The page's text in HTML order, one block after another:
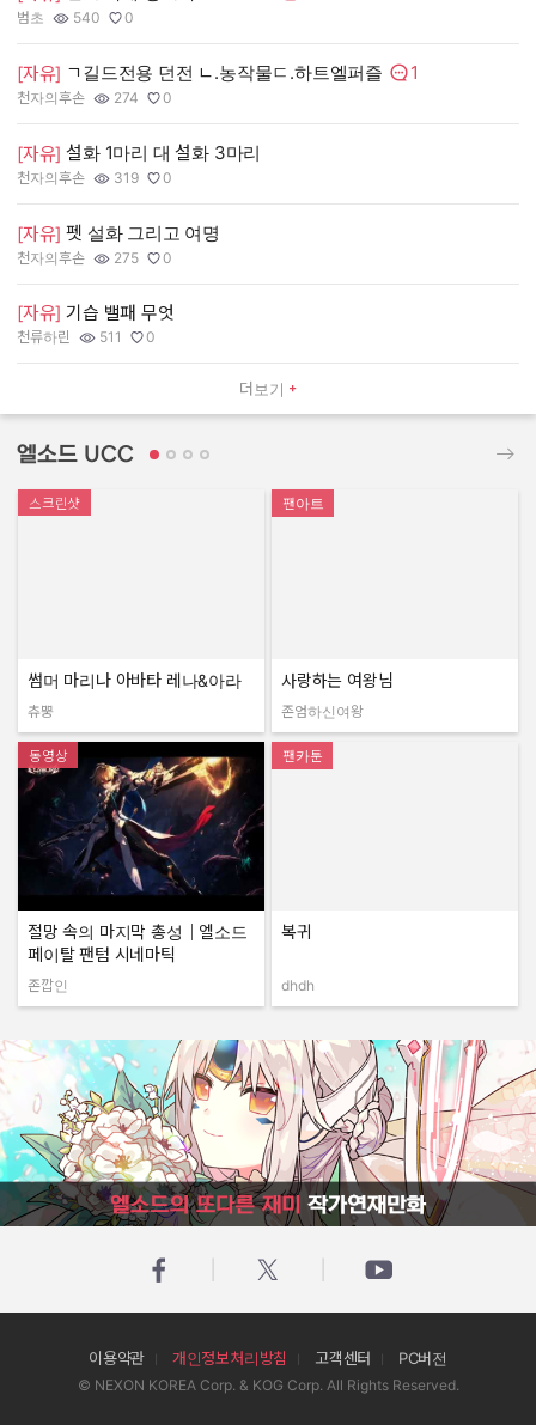
더보기
작성자:
범초
조회수:
540
추천수:
0
[자유] ㄱ길드전용 던전 ㄴ.농작물ㄷ.하트엘퍼즐 댓글수:
1
작성자:
천자의후손
조회수:
274
추천수:
0
[자유] 설화 1마리 대 설화 3마리
작성자:
천자의후손
조회수:
319
추천수:
0
[자유] 펫 설화 그리고 여명
작성자:
천자의후손
조회수:
275
추천수:
0
[자유] 기습 밸패 무엇
작성자:
천류하린
조회수:
511
추천수:
0
엘소드 UCC
스크린샷
썸머 마리나 아바타 레나&아라
작성자:
츄뿡
팬아트
사랑하는 여왕님
작성자:
존엄하신여왕
동영상
절망 속의 마지막 총성｜엘소드
페이탈 팬텀 시네마틱
작성자:
존깝인
팬카툰
복귀
dhdh
엘소드의 또다른 재미 작가연재만화
이용약관 개인정보처리방침 고객센터 PC버전
© NEXON KOREA Corp. & KOG Corp. All Rights Reserved.